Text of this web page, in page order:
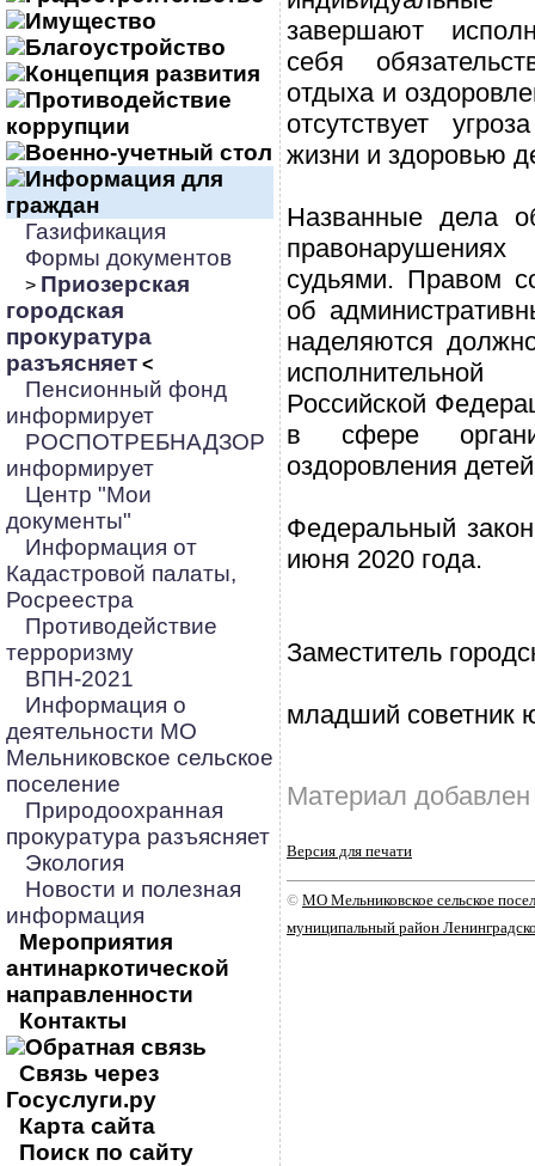
Имущество
Благоустройство
Концепция развития
Противодействие
коррупции
Военно-учетный стол
Информация для
граждан
Газификация
Формы документов
> Приозерская
городская
прокуратура
разъясняет <
Пенсионный фонд
информирует
РОСПОТРЕБНАДЗОР
информирует
Центр "Мои
документы"
Информация от
Кадастровой палаты,
Росреестра
Противодействие
терроризму
ВПН-2021
Информация о
деятельности МО
Мельниковское сельское
поселение
Природоохранная
прокуратура разъясняет
Экология
Новости и полезная
информация
Мероприятия
антинаркотической
направленности
Контакты
Обратная связь
Связь через
Госуслуги.ру
Карта сайта
Поиск по сайту
завершают
себя
отдыха и
отсутствует
жизни и здоровью
Названные дела
судьями. Правом
об
наделяются
исполнительной
Российской
в сфере
оздоровления
Федеральный
июня 2020 года.
Заместитель
младший советник
Материал
Версия для печати
© МО Мельниковское сельское
муниципальный район